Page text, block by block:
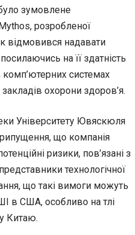
зумовлене
розробленої
відмовився надавати
на її здатність
комп’ютерних системах
охорони здоров’я.
Університету Ювяскюля
що компанія
ризики, пов’язані з
технологічної
що такі вимоги можуть
в США, особливо на тлі
Китаю.